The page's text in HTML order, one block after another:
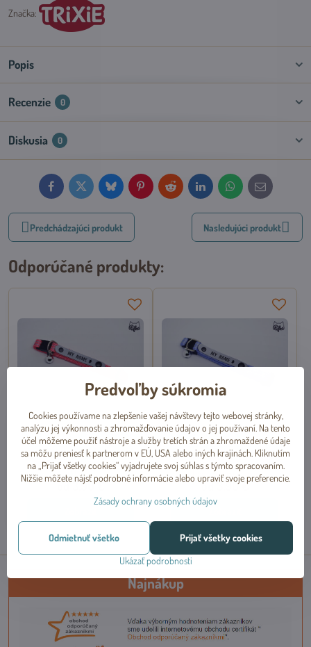
Značka:
Popis
Recenzie 0
Diskusia 0
FacebookTwitter BlueskyPinterestReddit LinkedInWhatsApp
E-
mail
Predchádzajúci produkt Nasledujúci produkt
Odporúčané produkty:
Reflexný obojok pre mačky s
adresárom ružový koralový,
Trixie
Skladom
od 3,90 €
Reflexný obojok pre mačky s
adresárom svetlomodrý, Trixie
Dočasne vypredané
od 3,90 €
Najnákup
Predvoľby súkromia
Cookies používame na zlepšenie vašej návštevy tejto webovej stránky,
analýzu jej výkonnosti a zhromažďovanie údajov o jej používaní. Na tento
účel môžeme použiť nástroje a služby tretích strán a zhromaždené údaje
sa môžu preniesť k partnerom v EÚ, USA alebo iných krajinách. Kliknutím
na „Prijať všetky cookies“ vyjadrujete svoj súhlas s týmto spracovaním.
Nižšie môžete nájsť podrobné informácie alebo upraviť svoje preferencie.
Zásady ochrany osobných údajov
Ukázať podrobnosti
Prijať všetky cookies
Odmietnuť všetko